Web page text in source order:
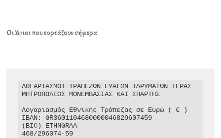
Οι Άγιοι που εορτάζουν σήμερα
ΛΟΓΑΡΙΑΣΜΟΙ ΤΡΑΠΕΖΩΝ ΕΥΑΓΩΝ ΙΔΡΥΜΑΤΩΝ ΙΕΡΑΣ
ΜΗΤΡΟΠΟΛΕΩΣ ΜΟΝΕΜΒΑΣΙΑΣ ΚΑΙ ΣΠΑΡΤΗΣ
Λογαριασμός Εθνικής Τράπεζας σε Ευρώ ( € )
IBAN: GR3601104680000046829607459
(BIC) ETHNGRAA
468/296074-59